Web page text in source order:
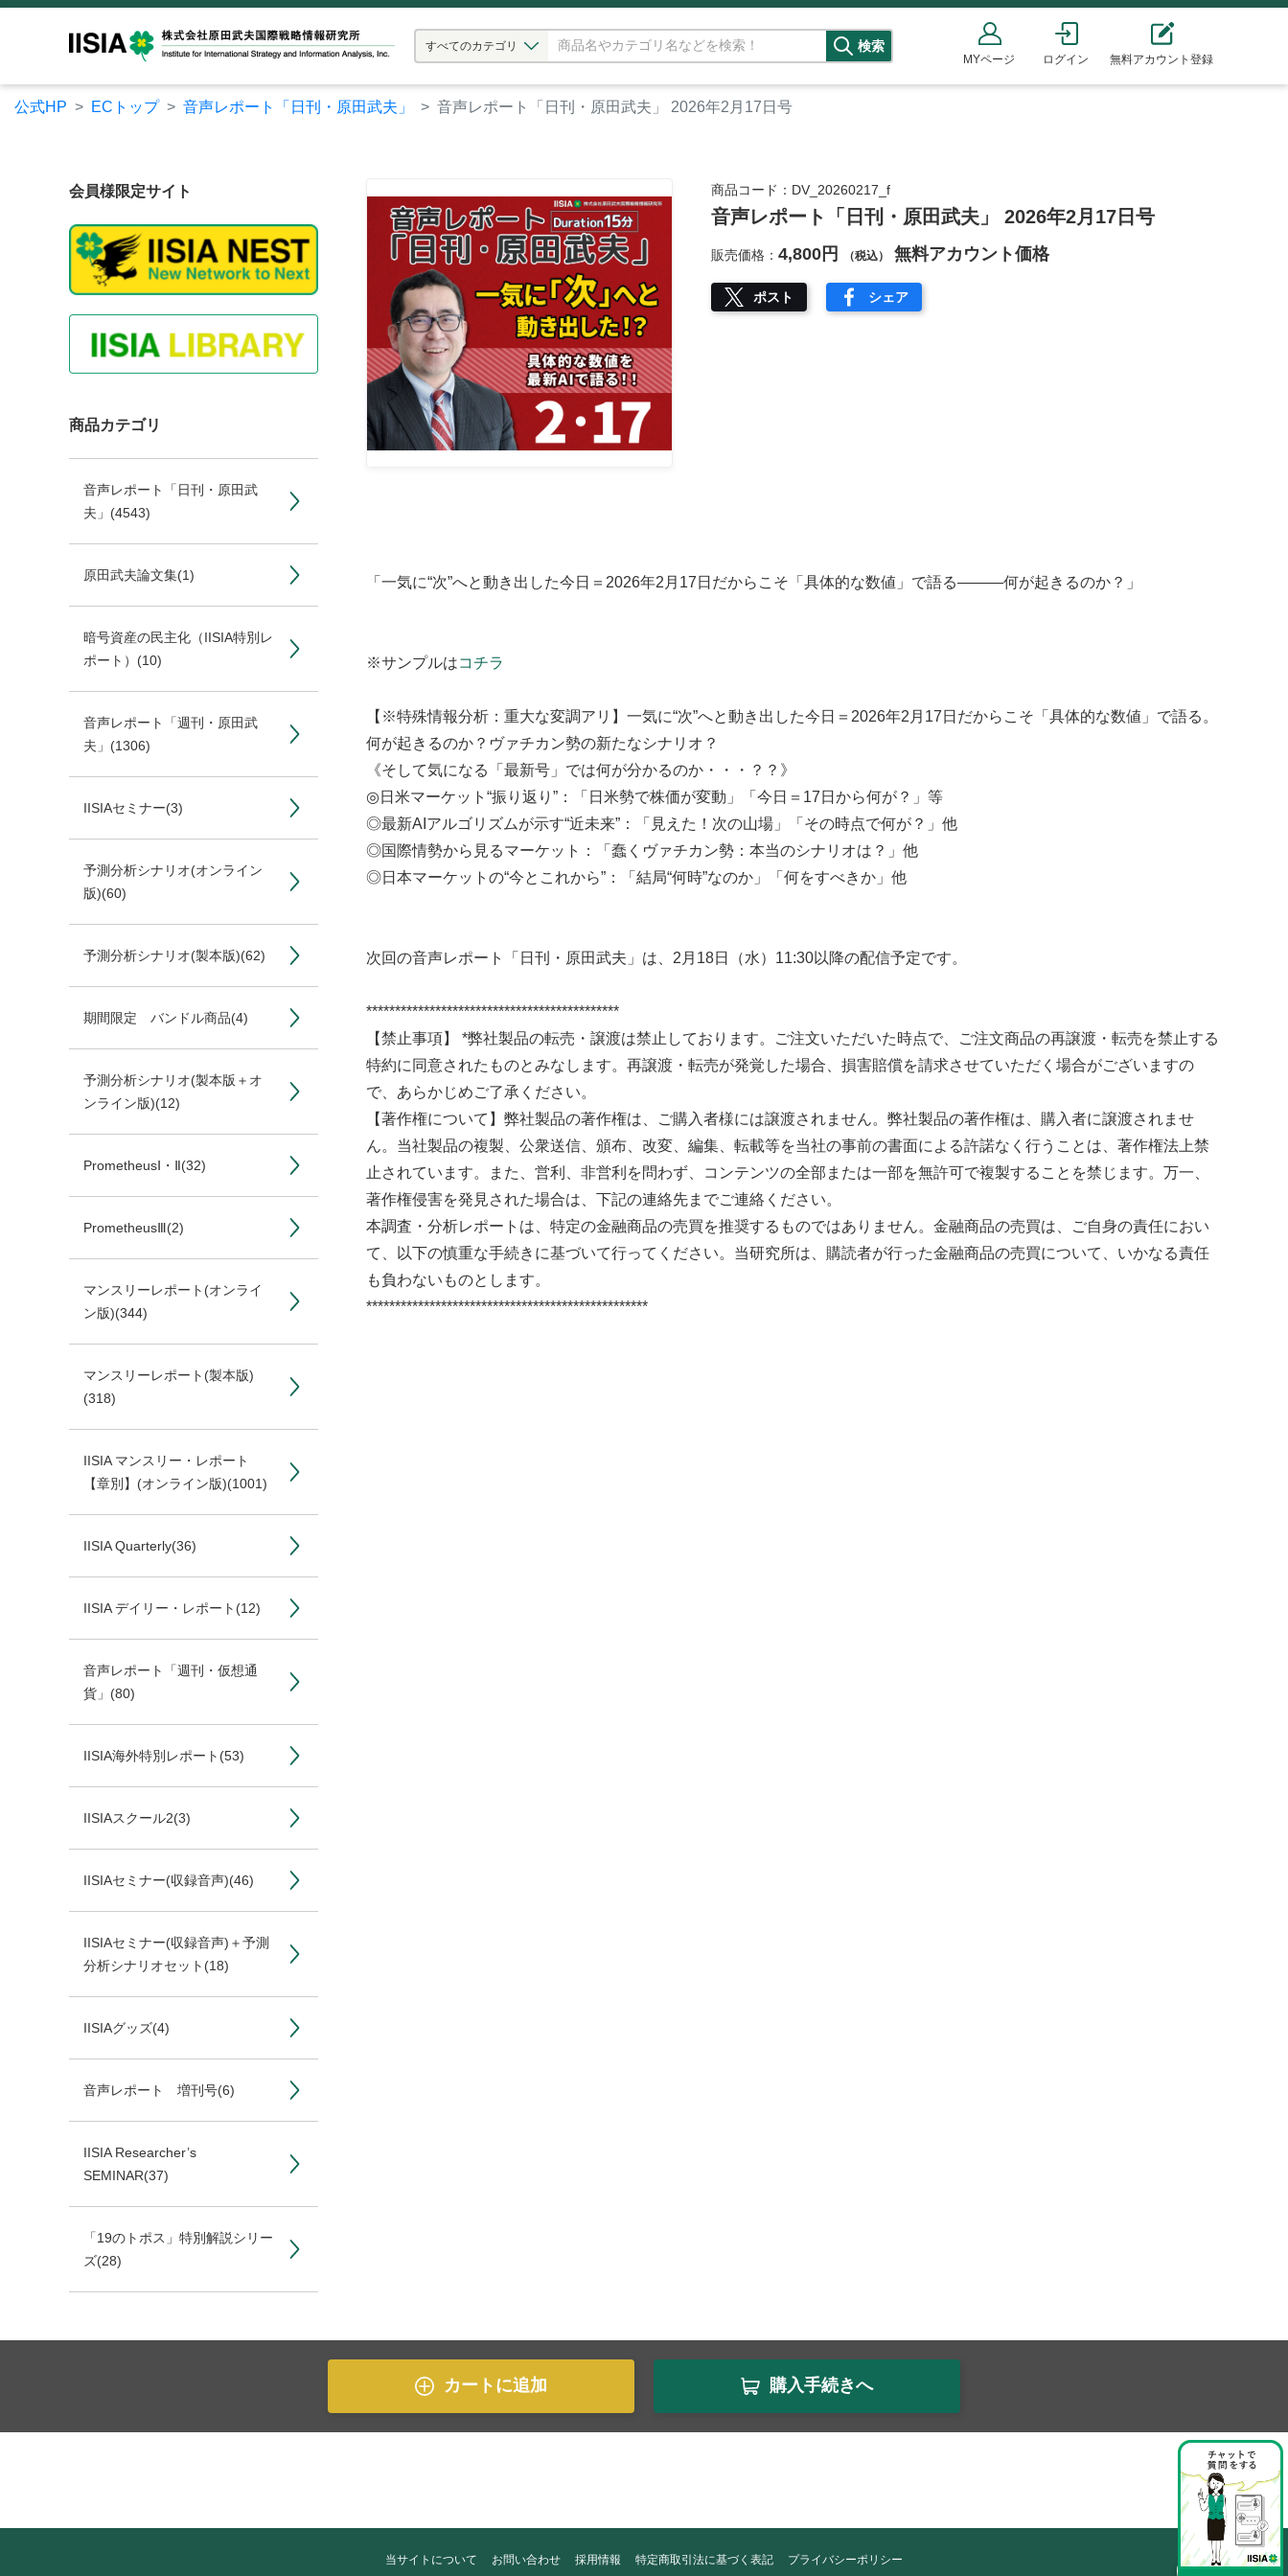
すべてのカテゴリ 検索
MYページ ログイン 無料アカウント登録
公式HP ECトップ 音声レポート「日刊・原田武夫」 音声レポート「日刊・原田武夫」 2026年2月17日号
会員様限定サイト
商品カテゴリ
音声レポート「日刊・原田武
夫」 (4543)
原田武夫論文集(1)
暗号資産の民主化（IISIA特別レ
ポート） (10)
音声レポート「週刊・原田武
夫」 (1306)
IISIAセミナー(3)
予測分析シナリオ(オンライン
版)(60)
予測分析シナリオ(製本版)(62)
期間限定 バンドル商品(4)
予測分析シナリオ(製本版＋オ
ンライン版)(12)
PrometheusⅠ・Ⅱ(32)
PrometheusⅢ(2)
マンスリーレポート(オンライ
ン版)(344)
マンスリーレポート(製本版)
(318)
IISIA マンスリー・レポート
【章別】(オンライン版)(1001)
IISIA Quarterly(36)
IISIA デイリー・レポート (12)
音声レポート「週刊・仮想通
貨」 (80)
IISIA海外特別レポート (53)
IISIAスクール2(3)
IISIAセミナー(収録音声)(46)
IISIAセミナー(収録音声)＋予測
分析シナリオセット (18)
IISIAグッズ(4)
音声レポート 増刊号(6)
IISIA Researcher’s
SEMINAR(37)
「19のトポス」特別解説シリー
ズ(28)
商品コード：DV_20260217_f
音声レポート「日刊・原田武夫」 2026年2月17日号
販売価格： 4,800円 （税込） 無料アカウント価格
ポスト シェア
「一気に“次”へと動き出した今日＝2026年2月17日だからこそ「具体的な数値」で語る―――何が起きるのか？」
※サンプルはコチラ
【※特殊情報分析：重大な変調アリ】一気に“次”へと動き出した今日＝2026年2月17日だからこそ「具体的な数値」で語る。
何が起きるのか？ヴァチカン勢の新たなシナリオ？
《そして気になる「最新号」では何が分かるのか・・・？？》
◎日米マーケット“振り返り”：「日米勢で株価が変動」「今日＝17日から何が？」等
◎最新AIアルゴリズムが示す“近未来”：「見えた！次の山場」「その時点で何が？」他
◎国際情勢から見るマーケット：「蠢くヴァチカン勢：本当のシナリオは？」他
◎日本マーケットの“今とこれから”：「結局“何時”なのか」「何をすべきか」他
次回の音声レポート「日刊・原田武夫」は、2月18日（水）11:30以降の配信予定です。
********************************************
【禁止事項】 *弊社製品の転売・譲渡は禁止しております。ご注文いただいた時点で、ご注文商品の再譲渡・転売を禁止する
特約に同意されたものとみなします。再譲渡・転売が発覚した場合、損害賠償を請求させていただく場合がございますの
で、あらかじめご了承ください。
【著作権について】弊社製品の著作権は、ご購入者様には譲渡されません。弊社製品の著作権は、購入者に譲渡されませ
ん。当社製品の複製、公衆送信、頒布、改変、編集、転載等を当社の事前の書面による許諾なく行うことは、著作権法上禁
止されています。また、営利、非営利を問わず、コンテンツの全部または一部を無許可で複製することを禁じます。万一、
著作権侵害を発見された場合は、下記の連絡先までご連絡ください。
本調査・分析レポートは、特定の金融商品の売買を推奨するものではありません。金融商品の売買は、ご自身の責任におい
て、以下の慎重な手続きに基づいて行ってください。当研究所は、購読者が行った金融商品の売買について、いかなる責任
も負わないものとします。
*************************************************
カートに追加 購入手続きへ
当サイトについて お問い合わせ 採用情報 特定商取引法に基づく表記 プライバシーポリシー